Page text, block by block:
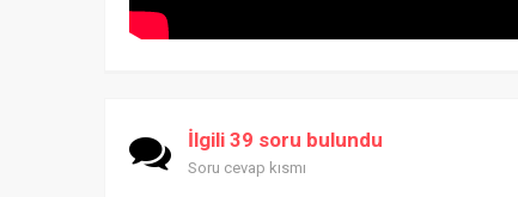
İlgili 39 soru bulundu
Soru cevap kısmı